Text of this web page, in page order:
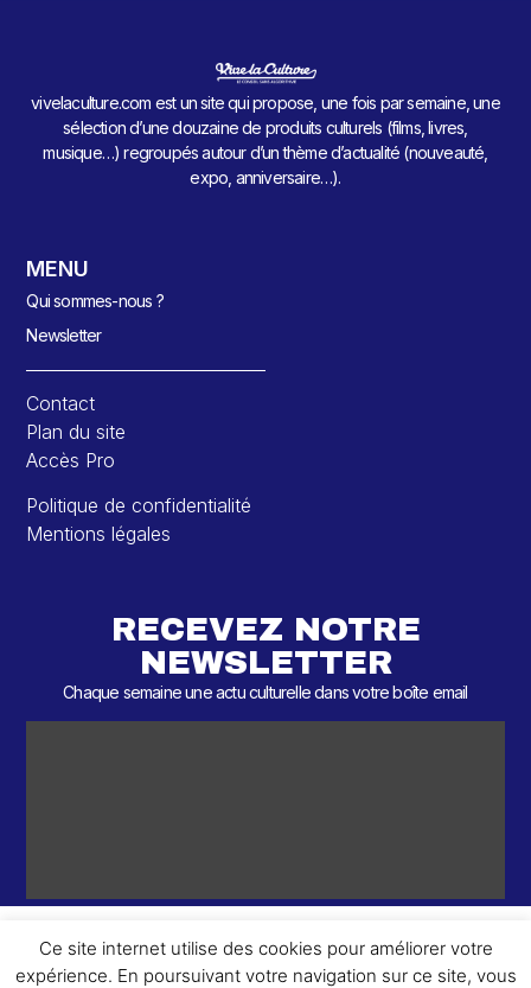
vivelaculture.com est un site qui propose, une fois par semaine, une
sélection d’une douzaine de produits culturels (films, livres,
musique…) regroupés autour d’un thème d’actualité (nouveauté,
expo, anniversaire…).
MENU
Qui sommes-nous ?
Newsletter
Contact
Plan du site
Accès Pro
Politique de confidentialité
Mentions légales
RECEVEZ NOTRE
NEWSLETTER
Chaque semaine une actu culturelle dans votre boîte email
Ce site internet utilise des cookies pour améliorer votre
expérience. En poursuivant votre navigation sur ce site, vous